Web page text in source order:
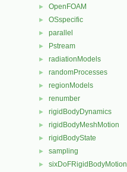
► OpenFOAM
► OSspecific
► parallel
► Pstream
► radiationModels
► randomProcesses
► regionModels
► renumber
► rigidBodyDynamics
► rigidBodyMeshMotion
► rigidBodyState
► sampling
► sixDoFRigidBodyMotion